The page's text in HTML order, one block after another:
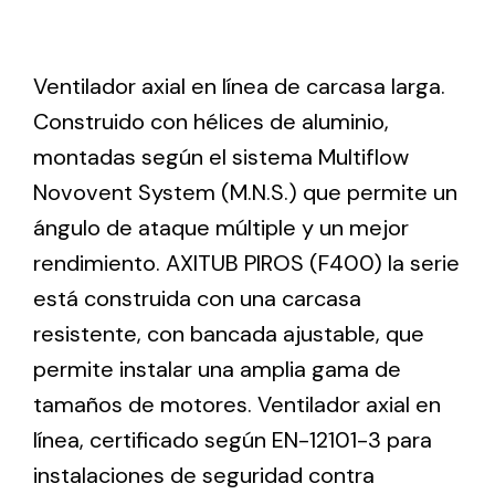
Ventilation
The incorporation of Novovent into the group
meant a greater offer of ventilation products for
different uses
Iluminación Solar
de necesidades.
Ventilador axial en línea de carcasa larga.
Construido con hélices de aluminio,
montadas según el sistema Multiflow
Novovent System (M.N.S.) que permite un
ángulo de ataque múltiple y un mejor
rendimiento. AXITUB PIROS (F400) la serie
está construida con una carcasa
resistente, con bancada ajustable, que
permite instalar una amplia gama de
tamaños de motores. Ventilador axial en
línea, certificado según EN-12101-3 para
instalaciones de seguridad contra